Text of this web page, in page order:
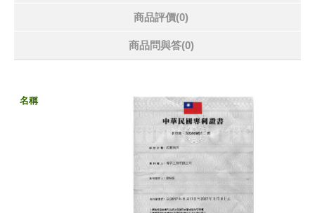
商品評價(0)
商品問與答(0)
名稱